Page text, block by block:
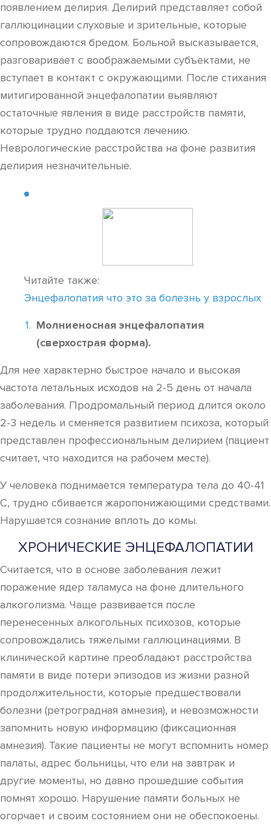
появлением делирия. Делирий представляет собой
галлюцинации слуховые и зрительные, которые
сопровождаются бредом. Больной высказывается,
разговаривает с воображаемыми субъектами, не
вступает в контакт с окружающими. После стихания
митигированной энцефалопатии выявляют
остаточные явления в виде расстройств памяти,
которые трудно поддаются лечению.
Неврологические расстройства на фоне развития
делирия незначительные.
Читайте также:
Энцефалопатия что это за болезнь у взрослых
Молниеносная энцефалопатия
(сверхострая форма).
Для нее характерно быстрое начало и высокая
частота летальных исходов на 2-5 день от начала
заболевания. Продромальный период длится около
2-3 недель и сменяется развитием психоза, который
представлен профессиональным делирием (пациент
считает, что находится на рабочем месте).
У человека поднимается температура тела до 40-41
С, трудно сбивается жаропонижающими средствами.
Нарушается сознание вплоть до комы.
ХРОНИЧЕСКИЕ ЭНЦЕФАЛОПАТИИ
Считается, что в основе заболевания лежит
поражение ядер таламуса на фоне длительного
алкоголизма. Чаще развивается после
перенесенных алкогольных психозов, которые
сопровождались тяжелыми галлюцинациями. В
клинической картине преобладают расстройства
памяти в виде потери эпизодов из жизни разной
продолжительности, которые предшествовали
болезни (ретроградная амнезия), и невозможности
запомнить новую информацию (фиксационная
амнезия). Такие пациенты не могут вспомнить номер
палаты, адрес больницы, что ели на завтрак и
другие моменты, но давно прошедшие события
помнят хорошо. Нарушение памяти больных не
огорчает и своим состоянием они не обеспокоены.